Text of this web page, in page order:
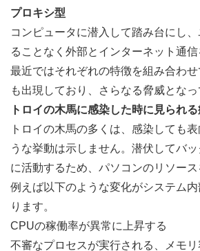
プロキシ型
コンピュータに潜入して踏み台にし
ることなく外部とインターネット通信
最近ではそれぞれの特徴を組み合わ
も出現しており、さらなる脅威となっ
トロイの木馬に感染した時に見られ
トロイの木馬の多くは、感染しても
うな挙動は示しません。潜伏してバ
に活動するため、パソコンのリソース
例えば以下のような変化がシステム
ります。
CPUの稼働率が異常に上昇する
不審なプロセスが実行される、メモ